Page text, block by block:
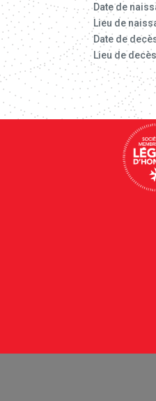
Date de
Lieu de
Date de
Lieu de